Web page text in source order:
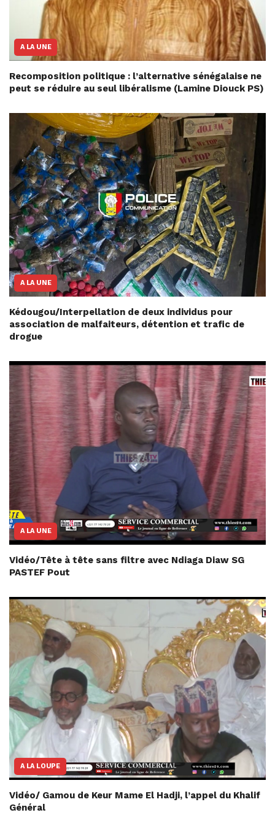
A LA UNE
Recomposition politique : l’alternative sénégalaise ne
peut se réduire au seul libéralisme (Lamine Diouck PS)
A LA UNE
Kédougou/Interpellation de deux individus pour
association de malfaiteurs, détention et trafic de
drogue
A LA UNE
Vidéo/Tête à tête sans filtre avec Ndiaga Diaw SG
PASTEF Pout
A LA LOUPE
Vidéo/ Gamou de Keur Mame El Hadji, l’appel du Khalif
Général